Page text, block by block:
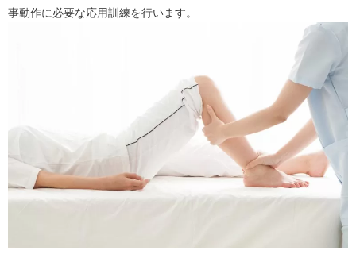
事動作に必要な応用訓練を行います。